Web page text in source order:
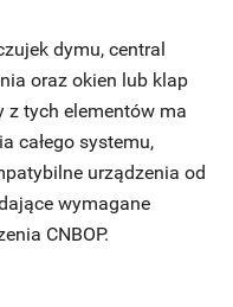
dymu, central
oraz okien lub klap
z tych elementów ma
całego systemu,
urządzenia od
wymagane
CNBOP.